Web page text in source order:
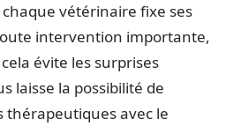
vétérinaire fixe ses
intervention importante,
évite les surprises
laisse la possibilité de
thérapeutiques avec le